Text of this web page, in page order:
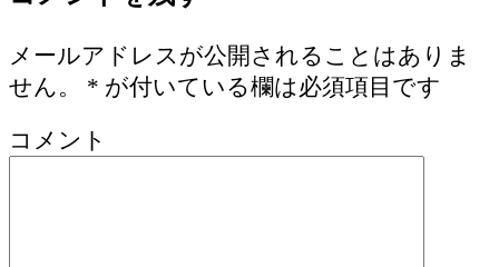
メールアドレスが公開されることはありま
せん。
* が付いている欄は必須項目です
コメント